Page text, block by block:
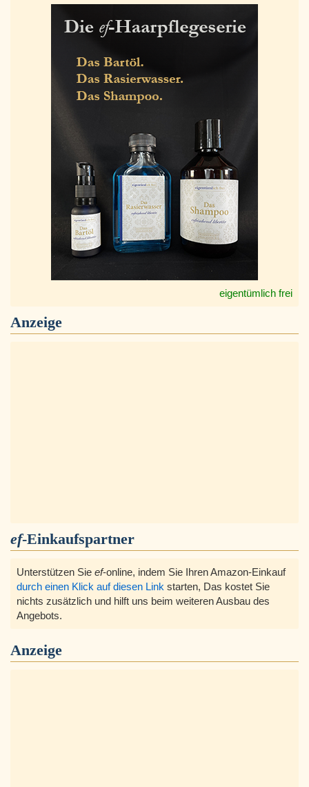
eigentümlich frei
Anzeige
ef-Einkaufspartner
Unterstützen Sie ef-online, indem Sie Ihren Amazon-Einkauf
durch einen Klick auf diesen Link starten, Das kostet Sie
nichts zusätzlich und hilft uns beim weiteren Ausbau des
Angebots.
Anzeige